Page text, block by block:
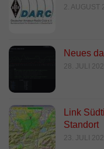
2. AUGUST
Neues
28. JULI
Link
Standort
23. JULI